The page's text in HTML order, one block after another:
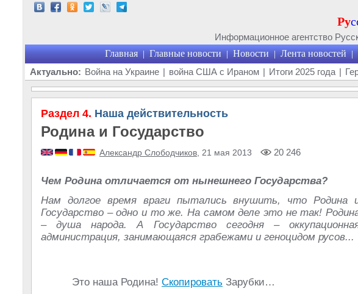
Ру
Информационное агентство
Главная | Главные новости | Новости | Лента новостей |
Актуально: Война на Украине | война США с Ираном | Итоги 2025 года |
Раздел 4. Наша действительность
Родина и Государство
Александр Слободчиков , 21 мая 2013 20 246
Чем Родина отличается от нынешнего Государства?
Нам долгое время враги пытались внушить, что Родина
Государство – одно и то же. На самом деле это не так!
– душа народа. А Государство сегодня –
администрация, занимающаяся грабежами и геноцидом русов...
Это наша Родина! Скопировать Зарубки…